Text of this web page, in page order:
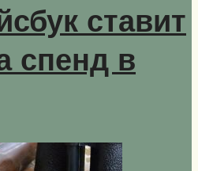
ставит
спенд в